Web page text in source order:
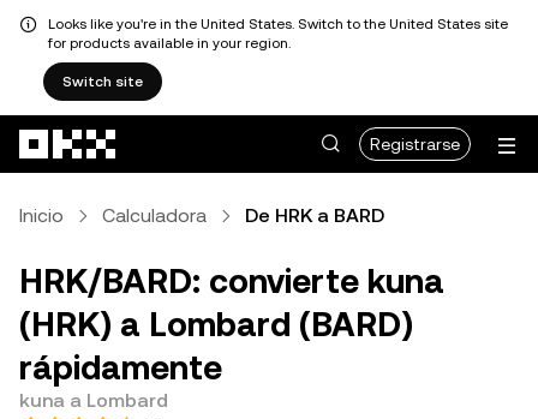
Looks like you're in the United States. Switch to the United States site
for products available in your region.
Switch site
Registrarse
Inicio Calculadora De HRK a BARD
HRK/BARD: convierte kuna
(HRK) a Lombard (BARD)
rápidamente
kuna a Lombard